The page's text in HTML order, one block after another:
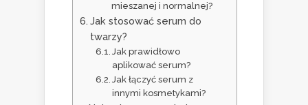
mieszanej i normalnej?
Jak stosować serum do
twarzy?
Jak prawidłowo
aplikować serum?
Jak łączyć serum z
innymi kosmetykami?